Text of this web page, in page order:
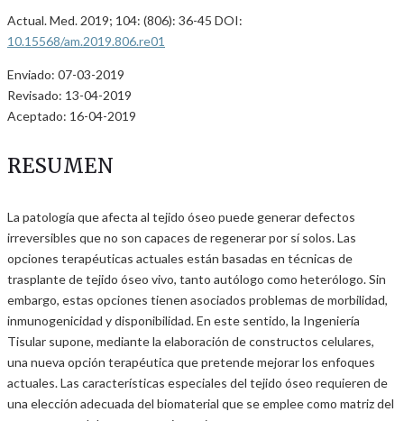
Actual. Med. 2019; 104: (806): 36-45 DOI:
10.15568/am.2019.806.re01
Enviado: 07-03-2019
Revisado: 13-04-2019
Aceptado: 16-04-2019
RESUMEN
La patología que afecta al tejido óseo puede generar defectos
irreversibles que no son capaces de regenerar por sí solos. Las
opciones terapéuticas actuales están basadas en técnicas de
trasplante de tejido óseo vivo, tanto autólogo como heterólogo. Sin
embargo, estas opciones tienen asociados problemas de morbilidad,
inmunogenicidad y disponibilidad. En este sentido, la Ingeniería
Tisular supone, mediante la elaboración de constructos celulares,
una nueva opción terapéutica que pretende mejorar los enfoques
actuales. Las características especiales del tejido óseo requieren de
una elección adecuada del biomaterial que se emplee como matriz del